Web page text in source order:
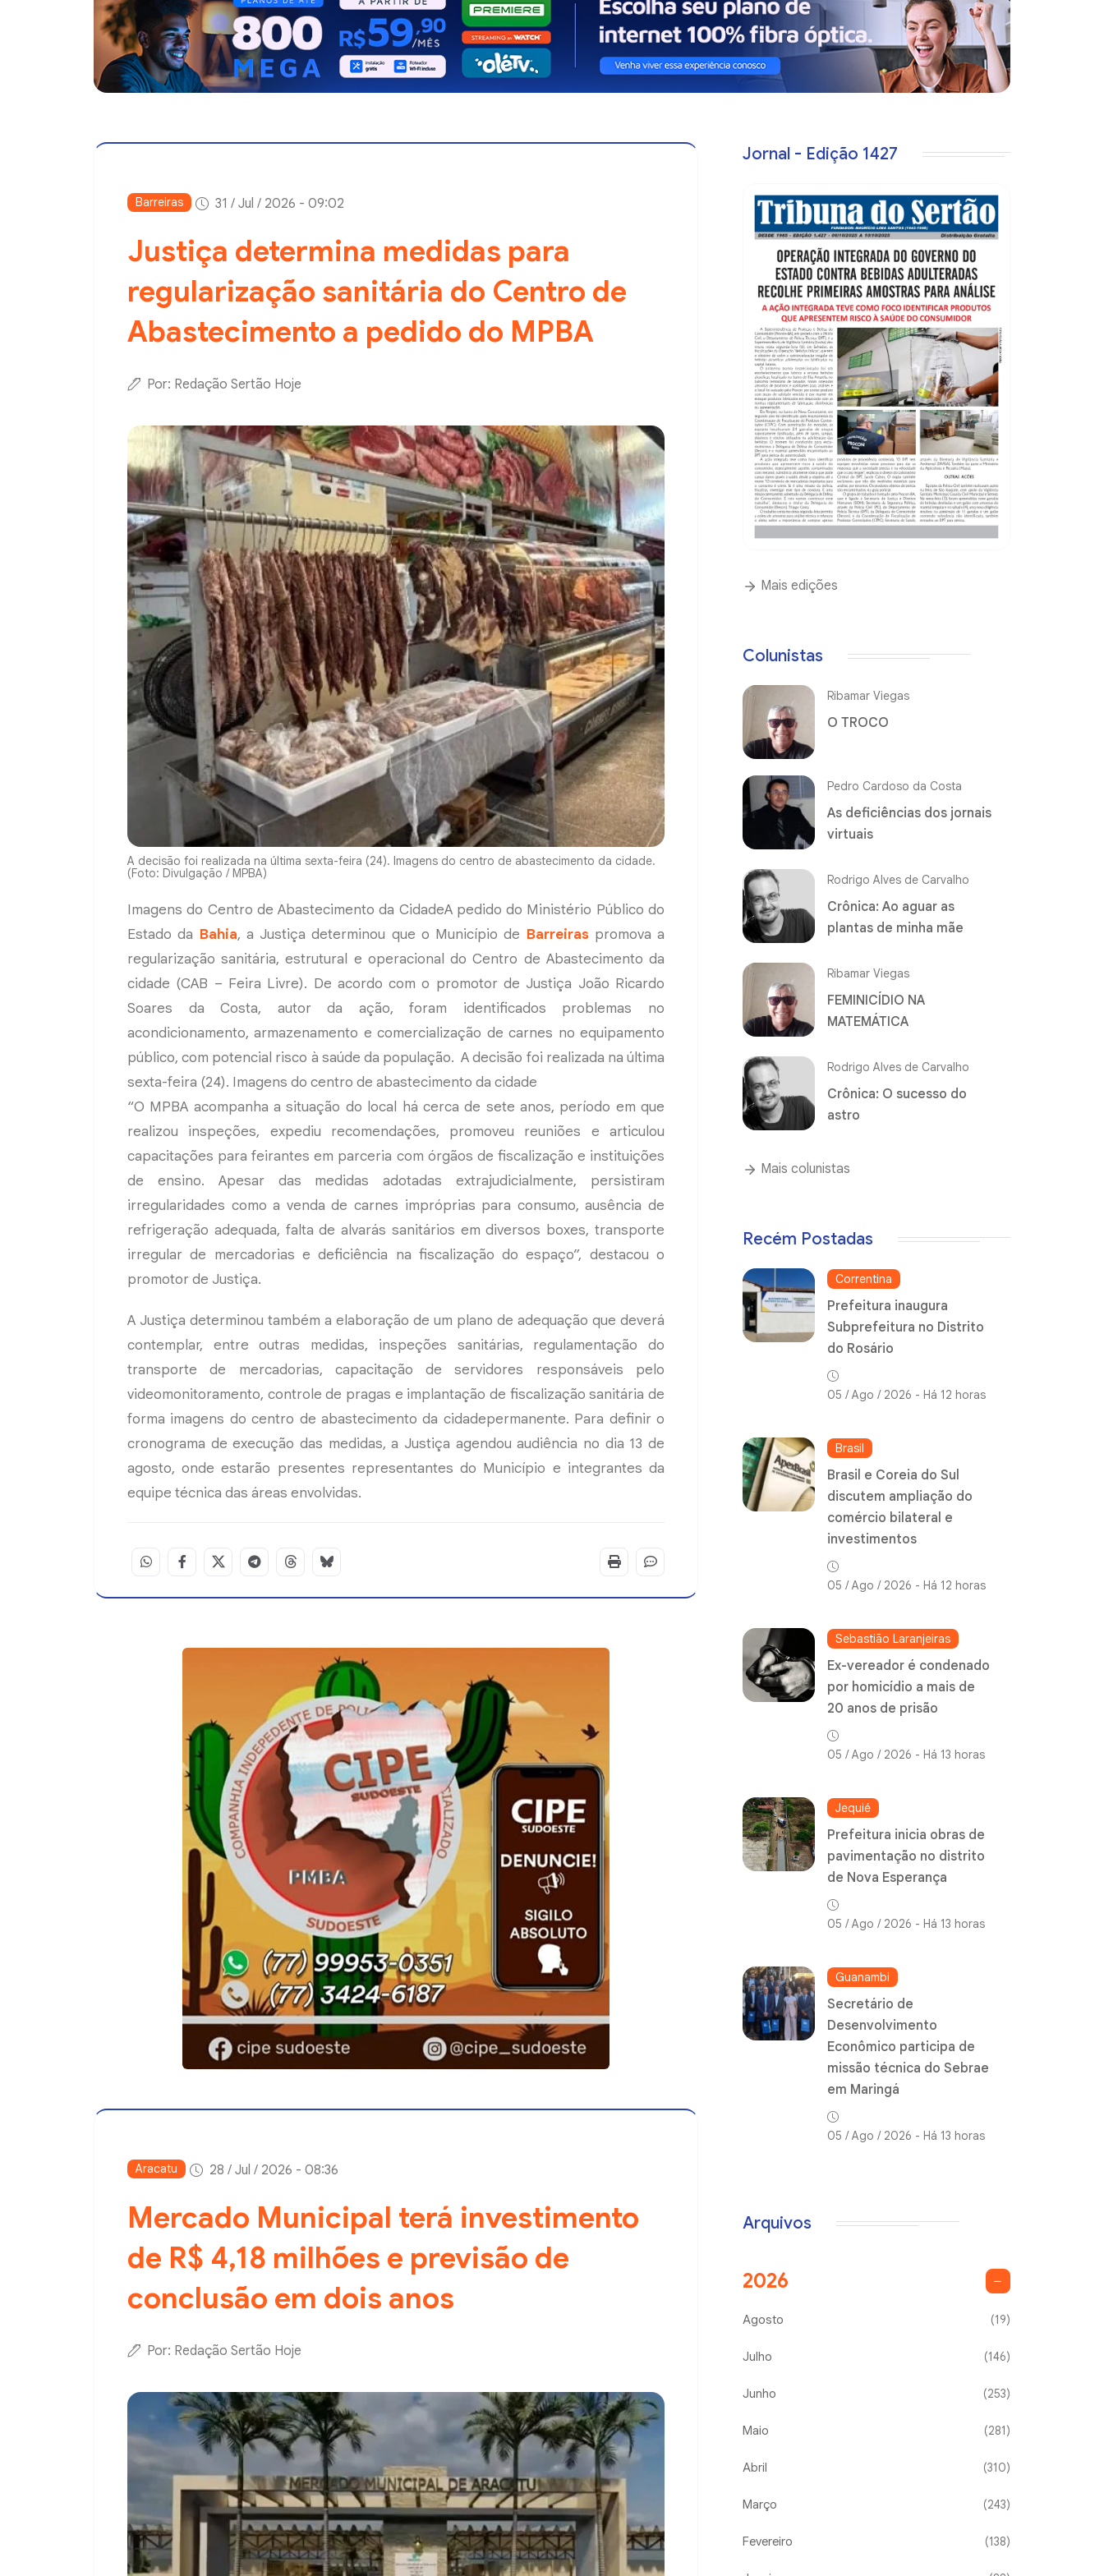
Barreiras 31 / Jul / 2026 - 09:02
Justiça determina medidas para
regularização sanitária do Centro de
Abastecimento a pedido do MPBA
Por: Redação Sertão Hoje
A decisão foi realizada na última sexta-feira (24). Imagens do centro de abastecimento da cidade.
(Foto: Divulgação / MPBA)
Imagens do Centro de Abastecimento da CidadeA pedido do Ministério Público do
Estado da Bahia, a Justiça determinou que o Município de Barreiraspromova a
regularização sanitária, estrutural e operacional do Centro de Abastecimento da
cidade (CAB – Feira Livre). De acordo com o promotor de Justiça João Ricardo
Soares da Costa, autor da ação, foram identificados problemas no
acondicionamento, armazenamento e comercialização de carnes no equipamento
público, com potencial risco à saúde da população. A decisão foi realizada na última
sexta-feira (24). Imagens do centro de abastecimento da cidade
“O MPBA acompanha a situação do local há cerca de sete anos, período em que
realizou inspeções, expediu recomendações, promoveu reuniões e articulou
capacitações para feirantes em parceria com órgãos de fiscalização e instituições
de ensino. Apesar das medidas adotadas extrajudicialmente, persistiram
irregularidades como a venda de carnes impróprias para consumo, ausência de
refrigeração adequada, falta de alvarás sanitários em diversos boxes, transporte
irregular de mercadorias e deficiência na fiscalização do espaço”, destacou o
promotor de Justiça.
A Justiça determinou também a elaboração de um plano de adequação que deverá
contemplar, entre outras medidas, inspeções sanitárias, regulamentação do
transporte de mercadorias, capacitação de servidores responsáveis pelo
videomonitoramento, controle de pragas e implantação de fiscalização sanitária de
forma imagens do centro de abastecimento da cidadepermanente. Para definir o
cronograma de execução das medidas, a Justiça agendou audiência no dia 13 de
agosto, onde estarão presentes representantes do Município e integrantes da
equipe técnica das áreas envolvidas.
Aracatu 28 / Jul / 2026 - 08:36
Mercado Municipal terá investimento
de R$ 4,18 milhões e previsão de
conclusão em dois anos
Por: Redação Sertão Hoje
Jornal - Edição 1427
Mais edições
Colunistas
Ribamar Viegas
O TROCO
Pedro Cardoso da Costa
As deficiências dos jornais
virtuais
Rodrigo Alves de Carvalho
Crônica: Ao aguar as
plantas de minha mãe
Ribamar Viegas
FEMINICÍDIO NA
MATEMÁTICA
Rodrigo Alves de Carvalho
Crônica: O sucesso do
astro
Mais colunistas
Recém Postadas
Correntina
Prefeitura inaugura
Subprefeitura no Distrito
do Rosário
05 / Ago / 2026 - Há 12 horas
Brasil
Brasil e Coreia do Sul
discutem ampliação do
comércio bilateral e
investimentos
05 / Ago / 2026 - Há 12 horas
Sebastião Laranjeiras
Ex-vereador é condenado
por homicídio a mais de
20 anos de prisão
05 / Ago / 2026 - Há 13 horas
Jequié
Prefeitura inicia obras de
pavimentação no distrito
de Nova Esperança
05 / Ago / 2026 - Há 13 horas
Guanambi
Secretário de
Desenvolvimento
Econômico participa de
missão técnica do Sebrae
em Maringá
05 / Ago / 2026 - Há 13 horas
Arquivos
2026
Agosto (19)
Julho (146)
Junho (253)
Maio (281)
Abril (310)
Março (243)
Fevereiro (138)